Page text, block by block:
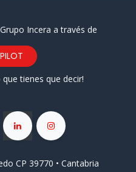
Incera a través de
tienes que decir!
CP 39770 • Cantabria